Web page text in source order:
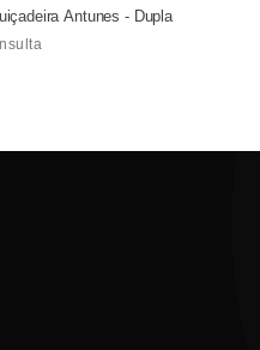
Antunes - Dupla